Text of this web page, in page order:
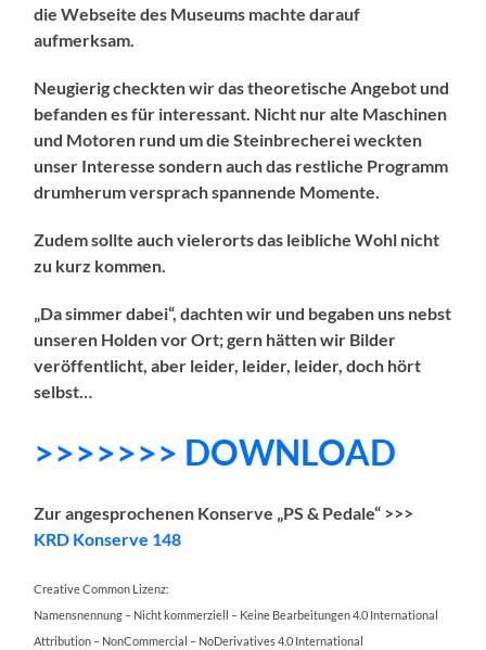
die Webseite des Museums machte darauf
aufmerksam.
Neugierig checkten wir das theoretische Angebot und
befanden es für interessant. Nicht nur alte Maschinen
und Motoren rund um die Steinbrecherei weckten
unser Interesse sondern auch das restliche Programm
drumherum versprach spannende Momente.
Zudem sollte auch vielerorts das leibliche Wohl nicht
zu kurz kommen.
„Da simmer dabei“, dachten wir und begaben uns nebst
unseren Holden vor Ort; gern hätten wir Bilder
veröffentlicht, aber leider, leider, leider, doch hört
selbst…
>>>>>>> DOWNLOAD
Zur angesprochenen Konserve „PS & Pedale“ >>>
KRD Konserve 148
Creative Common Lizenz:
Namensnennung – Nicht kommerziell – Keine Bearbeitungen 4.0 International
Attribution – NonCommercial – NoDerivatives 4.0 International